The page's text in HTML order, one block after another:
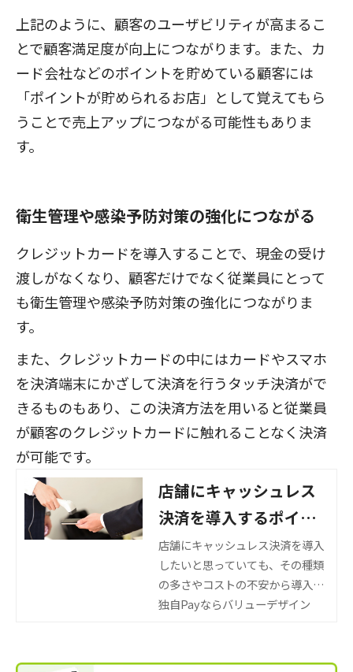
上記のように、顧客のユーザビリティが高まるこ
とで顧客満足度が向上につながります。また、カ
ード会社などのポイントを貯めている顧客には
「ポイントが貯められるお店」として覚えてもら
うことで売上アップにつながる可能性もありま
す。
衛生管理や感染予防対策の強化につながる
クレジットカードを導入することで、現金の受け
渡しがなくなり、顧客だけでなく従業員にとって
も衛生管理や感染予防対策の強化につながりま
す。
また、クレジットカードの中にはカードやスマホ
を決済端末にかざして決済を行うタッチ決済がで
きるものもあり、この決済方法を用いると従業員
が顧客のクレジットカードに触れることなく決済
が可能です。
店舗にキャッシュレス
決済を導入するポイン
トやメリットとデメリ
ットを解説
店舗にキャッシュレス決済を導入
したいと思っていても、その種類
の多さやコストの不安から導入に
踏み切れない事業者の方も多いの
ャッシュレス決済のメリットやデ
独自Payならバリューデザイン